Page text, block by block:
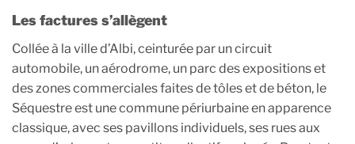
Les factures s’allègent
Collée à la ville d’Albi, ceinturée par un circuit
automobile, un aérodrome, un parc des expositions et
des zones commerciales faites de tôles et de béton, le
Séquestre est une commune périurbaine en apparence
classique, avec ses pavillons individuels, ses rues aux